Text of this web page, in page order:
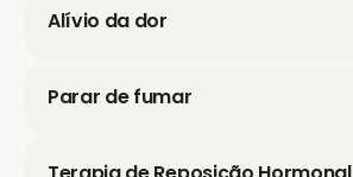
Alívio da dor
Parar de fumar